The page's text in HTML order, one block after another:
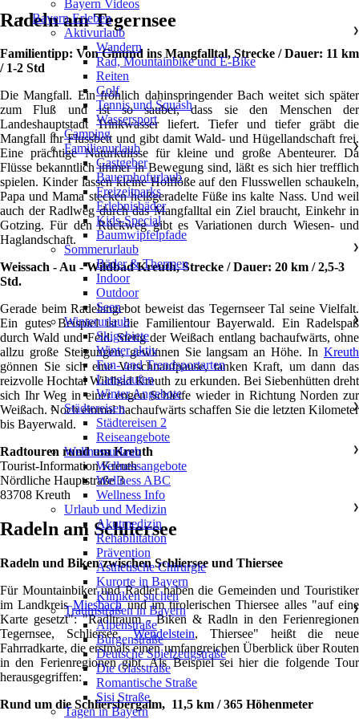
Radeln am Tegernsee
Familientipp: Von Gmund ins Mangfalltal, Strecke / Dauer: 11 km
/ 1-2 Std
Die Mangfall. Ein fröhlich dahinspringender Bach weitet sich später
zum Fluß und ist so sauber, dass sie den Menschen der
Landeshauptstadt Trinkwasser liefert. Tiefer und tiefer gräbt die
Mangfall ihr Flussbett und gibt damit Wald- und Hügellandschaft frei.
Eine prächtige Naturkulisse für kleine und große Abenteurer. Da
Flüsse bekanntlich immer in Bewegung sind, läßt es sich hier trefflich
spielen. Kinder lassen kleine Holflöße auf den Flusswellen schaukeln,
Papa und Mama stecken heißgeradelte Füße ins kalte Nass. Und weil
auch der Radlweg durch das Mangfalltal ein Ziel braucht, Einkehr in
Gotzing. Für den Rückweg gibt es Variationen durch Wiesen- und
Haglandschaft.
Weissach - Au - Wildbad Kreuth, Strecke / Dauer: 20 km / 2,5-3
Std.
Gerade beim Radelangebot beweist das Tegernseer Tal seine Vielfalt.
Ein gutes Beispiel ist die Familientour Bayerwald. Ein Radelspaß
durch Wald und Feld. Stetig der Weißach entlang bachaufwärts, ohne
allzu große Steigungen, gewinnen Sie langsam an Höhe. In Kreuth
gönnen Sie sich eine Verschnaufpause, tanken Kraft, um dann das
reizvolle Hochtal Wildbad Kreuth zu erkunden. Bei Siebenhütten dreht
sich Ihr Weg in einer engen Schleife wieder in Richtung Norden zur
Weißach. Noch einmal bachaufwärts schaffen Sie die letzten Kilometer
bis Bayerwald.
Radtouren rund um Kreuth
Tourist-Information Kreuth
Nördliche Hauptstraße 3
83708 Kreuth
Radeln am Schliersee
Radeln und Biken zwischen Schliersee und Thiersee
Für Mountainbiker und Radler haben die Gemeinden und Touristiker
im LandkreisMiesbachund im tirolerischen Thiersee alles "auf eine
Karte gesetzt": "Radltraum - Biken & Radln in den Ferienregionen
Tegernsee, Schliersee,Wendelstein, Thiersee" heißt die neue
Fahrradkarte, die erstmals einen umfangreichen Überblick über Routen
in den Ferienregionen gibt. Als Beispiel sei hier die folgende Tour
herausgegriffen:
Rund um die Schliersbergalm, 11,5 km / 365 Höhenmeter
Bayern Videos
Bayern Erleben
Aktivurlaub
❯
Wandern
Rad, Mountainbike und E-Bike
Reiten
Golf
Tennis und Squash
Wassersport
Camping
Familienurlaub
❯
Gastgeber
Bauernhofurlaub
Freizeitparks
Erlebnisbäder
Kids-Special
Baumwipfelpfade
Sommerurlaub
❯
Bäder & Thermen
Indoor
Outdoor
Seen
Winterurlaub
❯
Skigebiete
Winter aktiv
Fun- und Trendsportarten
Langlaufen
Winter Angebote
Städtereisen
❯
Städtereisen 2
Reiseangebote
Wellnessurlaub
❯
Wellnessangebote
Wellness ABC
Wellness Info
Urlaub und Medizin
❯
Akutmedizin
Rehabilitation
Prävention
Ästhetische Chirurgie
Kurorte in Bayern
Kliniken suchen
Traumstraßen in Bayern
❯
Alpenstraße
Burgenstraße
Deutsche Spielzeugstraße
Die Glasstraße
Romantische Straße
Sisi Straße
Tagen in Bayern